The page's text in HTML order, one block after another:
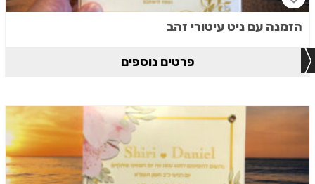
הזמנה עם ניט עיטורי זהב
פרטים נוספים